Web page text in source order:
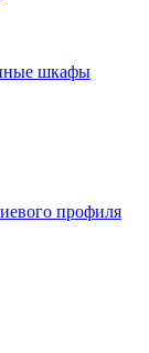
шкафы
профиля